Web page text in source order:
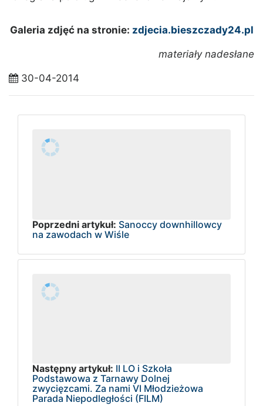
Galeria zdjęć na stronie: zdjecia.bieszczady24.pl
materiały nadesłane
30-04-2014
Poprzedni artykuł: Sanoccy downhillowcy
na zawodach w Wiśle
Następny artykuł: II LO i Szkoła
Podstawowa z Tarnawy Dolnej
zwycięzcami. Za nami VI Młodzieżowa
Parada Niepodległości (FILM)